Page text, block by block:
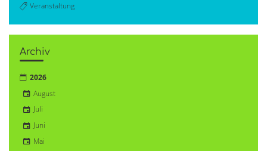
Veranstaltung
Archiv
2026
August
Juli
Juni
Mai